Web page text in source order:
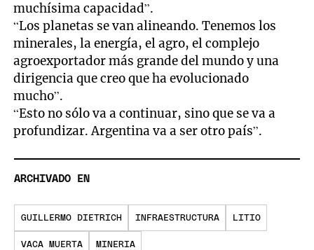
muchísima capacidad”.
“Los planetas se van alineando. Tenemos los
minerales, la energía, el agro, el complejo
agroexportador más grande del mundo y una
dirigencia que creo que ha evolucionado
mucho”.
“Esto no sólo va a continuar, sino que se va a
profundizar. Argentina va a ser otro país”.
ARCHIVADO EN
GUILLERMO DIETRICH INFRAESTRUCTURA LITIO
VACA MUERTA MINERIA